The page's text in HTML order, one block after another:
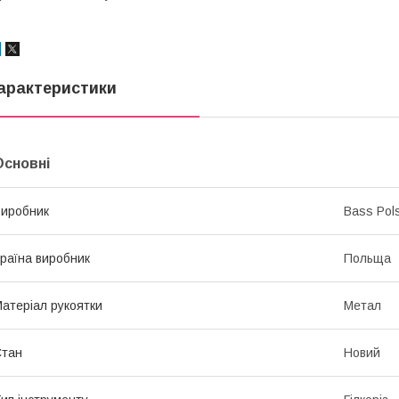
Bass
виробник Польща
рукоятки Метал
Новий